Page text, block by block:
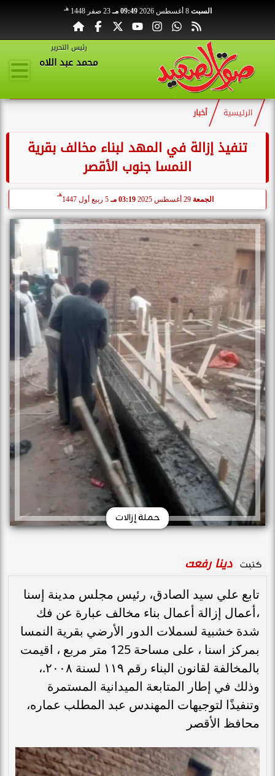
السبت 8 أغسطس 2026 09:49 مـ 23 صفر 1448 هـ
رئيس التحرير
محمد عبد اللاه
الرئيسية أخبار
تنفيذ إزالة في المهد لبناء مخالف بقرية
النمسا جنوب الأقصر
الجمعة 29 أغسطس 2025 03:19 مـ 5 ربيع أول 1447
هـ
حملة إزالات
كتبت دينا رفعت
تابع علي سيد الصادق، رئيس مجلس مدينة إسنا
،أعمال إزالة أعمال بناء مخالف عبارة عن فك
شدة خشبية لسملات الدور الأرضي بقرية النمسا
بمركز اسنا ، على مساحة 125 متر مربع ، اقيمت
بالمخالفة لقانون البناء رقم ١١٩ لسنة ٢٠٠٨.،
وذلك في إطار المتابعة الميدانية المستمرة
وتنفيذًا لتوجيهات المهندس عبد المطلب عماره،
محافظ الأقصر